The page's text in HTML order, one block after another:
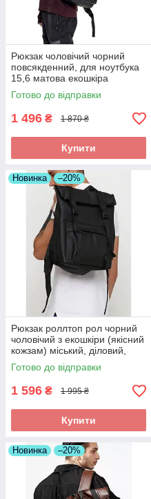
Рюкзак чоловічий чорний
повсякденний, для ноутбука
15,6 матова екошкіра
Готово до відправки
1 496 ₴ 1 870 ₴
Купити
Новинка –20%
Рюкзак роллтоп рол чорний
чоловічий з екошкіри (якісний
кожзам) міський, діловий,
офісний, для ноутбука
Готово до відправки
1 596 ₴ 1 995 ₴
Купити
Новинка –20%